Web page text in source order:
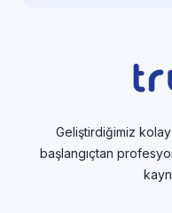
Geliştirdiğimiz
başlangıçtan